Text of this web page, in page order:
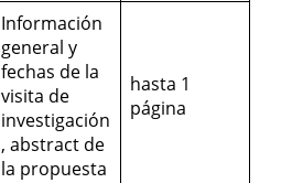
Información
general y
fechas de la
visita de
investigación
, abstract de
la propuesta
hasta 1
página